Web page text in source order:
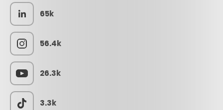
65k
56.4k
26.3k
3.3k